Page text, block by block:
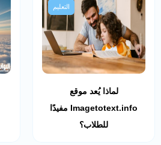
التعليم
لماذا يُعد موقع
Imagetotext.info مفيدًا
للطلاب؟